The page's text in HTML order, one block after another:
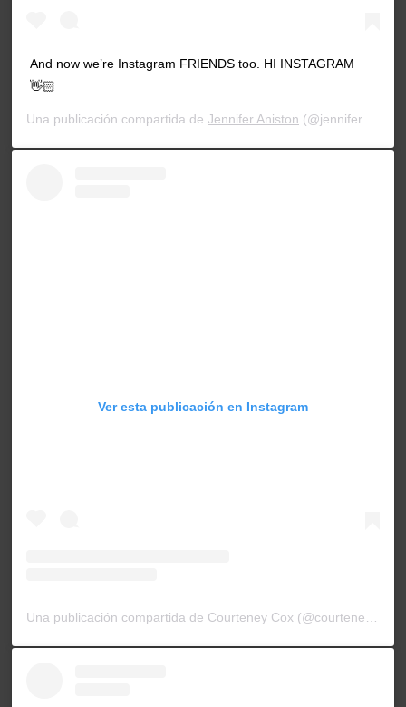
And now we’re Instagram FRIENDS too. HI INSTAGRAM
👋🏻
Una publicación compartida de Jennifer Aniston (@jenniferaniston) el
Ver esta publicación en Instagram
Una publicación compartida de Courteney Cox (@courteneycoxofficial)